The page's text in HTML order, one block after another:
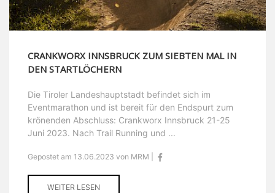
CRANKWORX INNSBRUCK ZUM SIEBTEN MAL IN
DEN STARTLÖCHERN
Die Tiroler Landeshauptstadt befindet sich im
Eventmarathon und ist bereit für den Endspurt zum
krönenden Abschluss: Crankworx Innsbruck 21-25
Juni 2023. Nach Trail Running und ...
Gepostet am 13.06.2023 von MRM |
WEITER LESEN